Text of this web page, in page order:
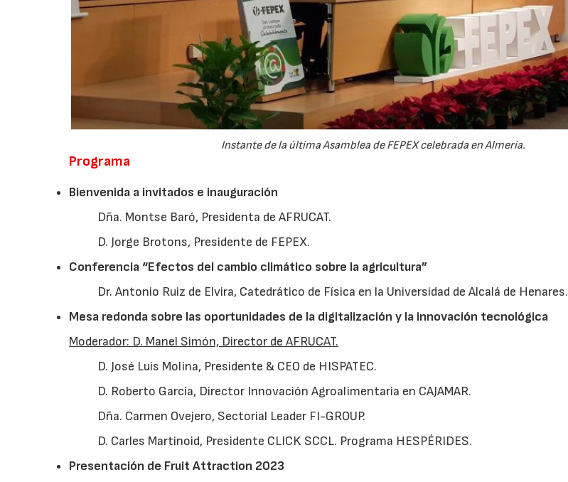
Instante de la última Asamblea de FEPEX celebrada en Almería.
Programa
Bienvenida a invitados e inauguración
Dña. Montse Baró, Presidenta de AFRUCAT.
D. Jorge Brotons, Presidente de FEPEX.
Conferencia “Efectos del cambio climático sobre la agricultura”
Dr. Antonio Ruiz de Elvira, Catedrático de Física en la Universidad de Alcalá de Henares.
Mesa redonda sobre las oportunidades de la digitalización y la innovación tecnológica
Moderador: D. Manel Simón, Director de AFRUCAT.
D. José Luis Molina, Presidente & CEO de HISPATEC.
D. Roberto García, Director Innovación Agroalimentaria en CAJAMAR.
Dña. Carmen Ovejero, Sectorial Leader FI-GROUP.
D. Carles Martinoid, Presidente CLICK SCCL. Programa HESPÉRIDES.
Presentación de Fruit Attraction 2023
23/07/2026